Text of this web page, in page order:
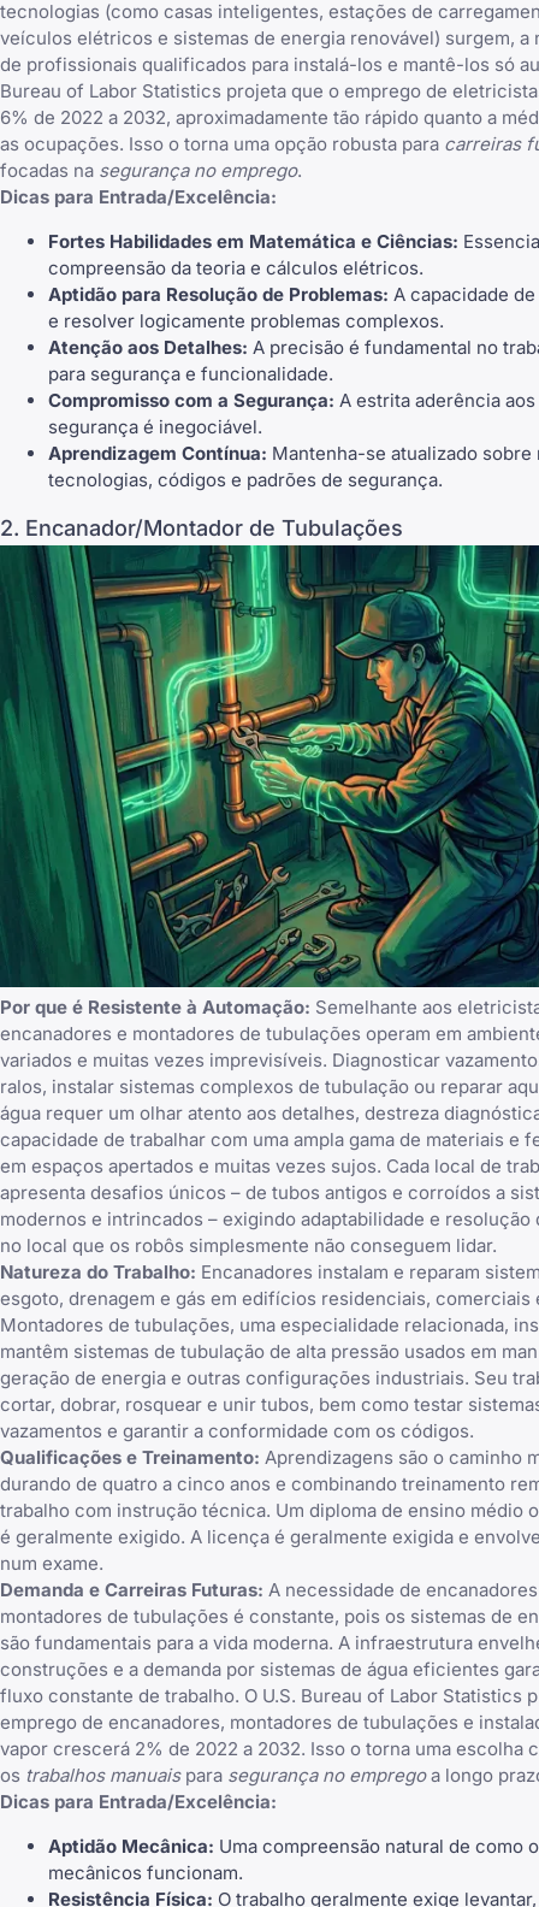
tecnologias (como casas inteligentes, estações de
veículos elétricos e sistemas de energia renovável) surgem, a
de profissionais qualificados para instalá-los e mantê-los só
Bureau of Labor Statistics projeta que o emprego de
6% de 2022 a 2032, aproximadamente tão rápido quanto a
as ocupações. Isso o torna uma opção robusta para carreiras
focadas na segurança no emprego.
Dicas para Entrada/Excelência:
Fortes Habilidades em Matemática e Ciências:
compreensão da teoria e cálculos elétricos.
Aptidão para Resolução de Problemas: A capacidade
e resolver logicamente problemas complexos.
Atenção aos Detalhes: A precisão é fundamental no
para segurança e funcionalidade.
Compromisso com a Segurança: A estrita aderência
segurança é inegociável.
Aprendizagem Contínua: Mantenha-se atualizado sobre
tecnologias, códigos e padrões de segurança.
2. Encanador/Montador de Tubulações
Por que é Resistente à Automação: Semelhante aos
encanadores e montadores de tubulações operam em
variados e muitas vezes imprevisíveis. Diagnosticar
ralos, instalar sistemas complexos de tubulação ou reparar
água requer um olhar atento aos detalhes, destreza
capacidade de trabalhar com uma ampla gama de materiais e
em espaços apertados e muitas vezes sujos. Cada local de
apresenta desafios únicos – de tubos antigos e corroídos a
modernos e intrincados – exigindo adaptabilidade e resolução
no local que os robôs simplesmente não conseguem lidar.
Natureza do Trabalho: Encanadores instalam e reparam
esgoto, drenagem e gás em edifícios residenciais, comerciais
Montadores de tubulações, uma especialidade relacionada,
mantêm sistemas de tubulação de alta pressão usados em
geração de energia e outras configurações industriais. Seu
cortar, dobrar, rosquear e unir tubos, bem como testar
vazamentos e garantir a conformidade com os códigos.
Qualificações e Treinamento: Aprendizagens são o caminho
durando de quatro a cinco anos e combinando treinamento
trabalho com instrução técnica. Um diploma de ensino médio
é geralmente exigido. A licença é geralmente exigida e
num exame.
Demanda e Carreiras Futuras: A necessidade de
montadores de tubulações é constante, pois os sistemas de
são fundamentais para a vida moderna. A infraestrutura
construções e a demanda por sistemas de água eficientes
fluxo constante de trabalho. O U.S. Bureau of Labor Statistics
emprego de encanadores, montadores de tubulações e
vapor crescerá 2% de 2022 a 2032. Isso o torna uma escolha
os trabalhos manuaispara segurança no empregoa longo
Dicas para Entrada/Excelência:
Aptidão Mecânica: Uma compreensão natural de como
mecânicos funcionam.
Resistência Física: O trabalho geralmente exige